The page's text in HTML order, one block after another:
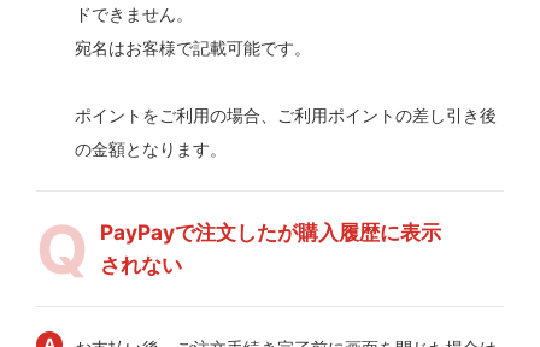
ドできません。
宛名はお客様で記載可能です。
ポイントをご利用の場合、ご利用ポイントの差し引き後
の金額となります。
PayPayで注文したが購入履歴に表示
されない